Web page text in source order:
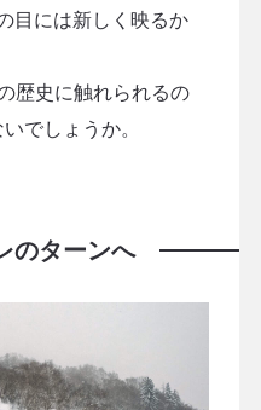
目には新しく映るか
歴史に触れられるの
でしょうか。
のターンへ